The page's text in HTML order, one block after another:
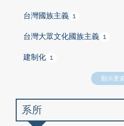
台灣國族主義 1
台灣大眾文化國族主義 1
建制化 1
顯示更
系所